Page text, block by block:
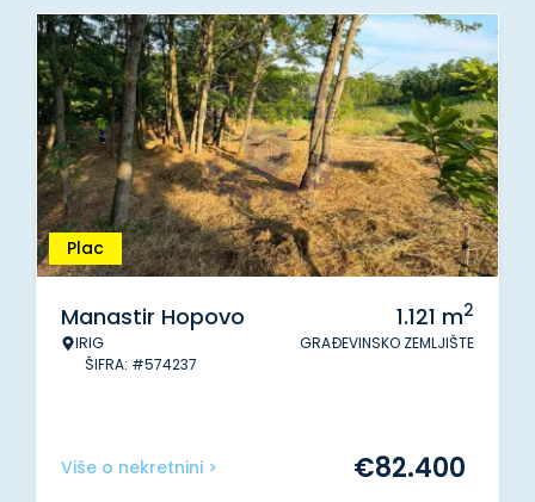
Plac
Manastir Hopovo
IRIG
ŠIFRA: #574237
1.121 m2
GRAĐEVINSKO ZEMLJIŠTE
Više o nekretnini > €82.400